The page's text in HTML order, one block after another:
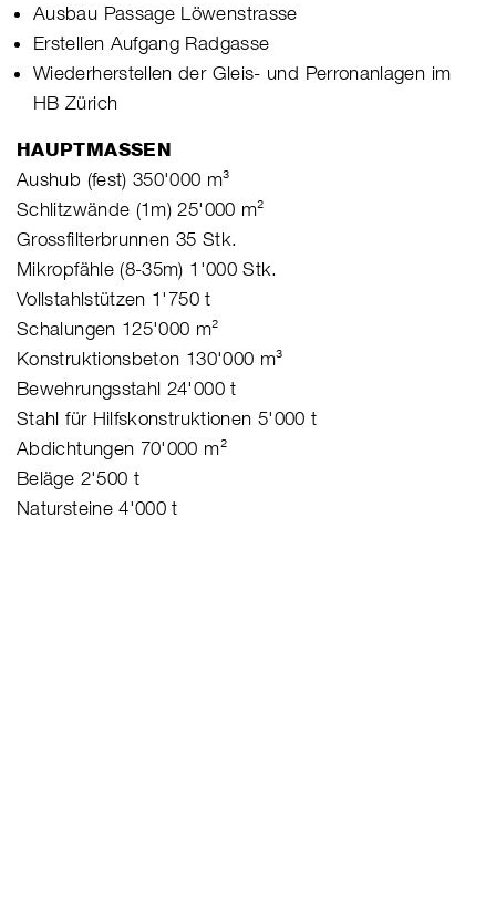
Ausbau Passage Löwenstrasse
Erstellen Aufgang Radgasse
Wiederherstellen der Gleis- und Perronanlagen im
HB Zürich
HAUPTMASSEN
Aushub (fest) 350'000 m³
Schlitzwände (1m) 25'000 m²
Grossfilterbrunnen 35 Stk.
Mikropfähle (8-35m) 1'000 Stk.
Vollstahlstützen 1'750 t
Schalungen 125'000 m²
Konstruktionsbeton 130'000 m³
Bewehrungsstahl 24'000 t
Stahl für Hilfskonstruktionen 5'000 t
Abdichtungen 70'000 m²
Beläge 2'500 t
Natursteine 4'000 t